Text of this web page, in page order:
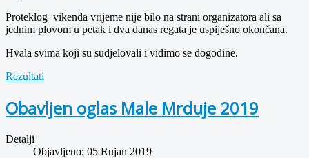
Proteklog vikenda vrijeme nije bilo na strani organizatora ali sa
jednim plovom u petak i dva danas regata je uspiješno okončana.
Hvala svima koji su sudjelovali i vidimo se dogodine.
Rezultati
Obavljen oglas Male Mrduje 2019
Detalji
Objavljeno: 05 Rujan 2019